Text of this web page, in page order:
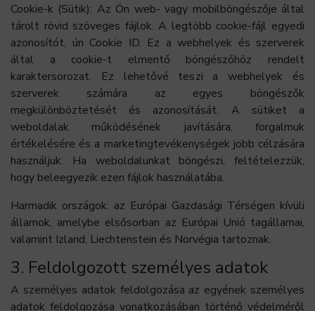
Cookie-k (Sütik): Az Ön web- vagy mobilböngészője által
tárolt rövid szöveges fájlok. A legtöbb cookie-fájl egyedi
azonosítót, ún Cookie ID. Ez a webhelyek és szerverek
által a cookie-t elmentő böngészőhöz rendelt
karaktersorozat. Ez lehetővé teszi a webhelyek és
szerverek számára az egyes böngészők
megkülönböztetését és azonosítását. A sütiket a
weboldalak működésének javítására, forgalmuk
értékelésére és a marketingtevékenységek jobb célzására
használjuk. Ha weboldalunkat böngészi, feltételezzük,
hogy beleegyezik ezen fájlok használatába.
Harmadik országok: az Európai Gazdasági Térségen kívüli
államok, amelybe elsősorban az Európai Unió tagállamai,
valamint Izland, Liechtenstein és Norvégia tartoznak.
3. Feldolgozott személyes adatok
A személyes adatok feldolgozása az egyének személyes
adatok feldolgozása vonatkozásában történő védelméről